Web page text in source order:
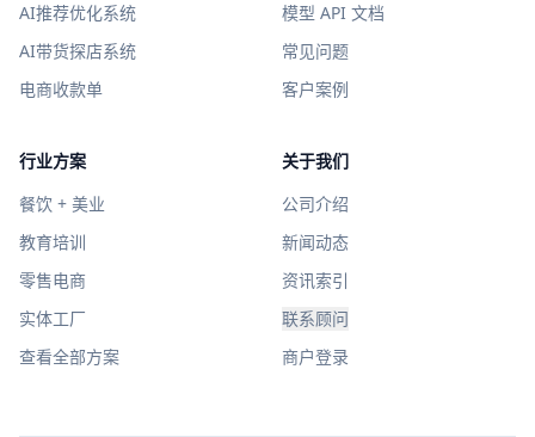
AI推荐优化系统
AI带货探店系统
电商收款单
模型 API 文档
常见问题
客户案例
行业方案
餐饮 + 美业
教育培训
零售电商
实体工厂
查看全部方案
关于我们
公司介绍
新闻动态
资讯索引
联系顾问
商户登录